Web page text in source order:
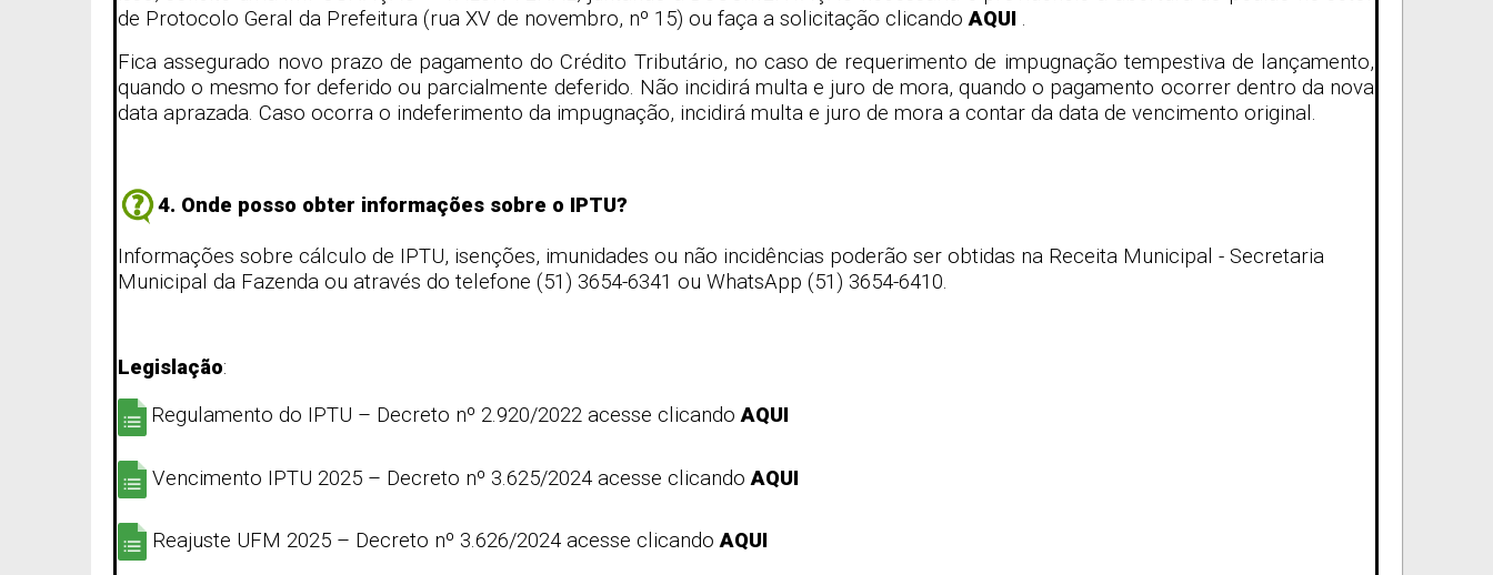
de Protocolo Geral da Prefeitura (rua XV de novembro, nº 15) ou faça a solicitação clicandoAQUI .
Fica assegurado novo prazo de pagamento do Crédito Tributário, no caso de requerimento de impugnação tempestiva de lançamento,
quando o mesmo for deferido ou parcialmente deferido. Não incidirá multa e juro de mora, quando o pagamento ocorrer dentro da nova
data aprazada.Caso ocorra o indeferimento da impugnação, incidirá multa e juro de mora a contar da data de vencimento original.
4. Onde posso obter informações sobre o IPTU?
Informações sobre cálculo de IPTU, isenções, imunidades ou não incidências poderão ser obtidas na Receita Municipal - Secretaria
Municipal da Fazenda ou através do telefone (51) 3654-6341 ou WhatsApp (51) 3654-6410.
Legislação:
Regulamento do IPTU – Decreto nº 2.920/2022 acesse clicandoAQUI
Vencimento IPTU 2025 – Decreto nº 3.625/2024 acesse clicandoAQUI
Reajuste UFM 2025 – Decreto nº 3.626/2024 acesse clicandoAQUI